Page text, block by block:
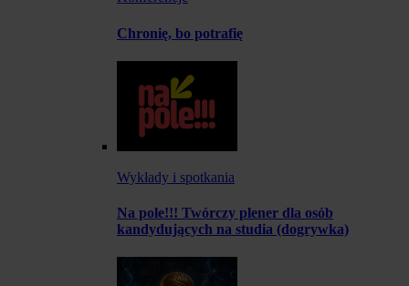
Chronię, bo potrafię
Wykłady i spotkania
Na pole!!! Twórczy plener dla osób
kandydujących na studia (dogrywka)